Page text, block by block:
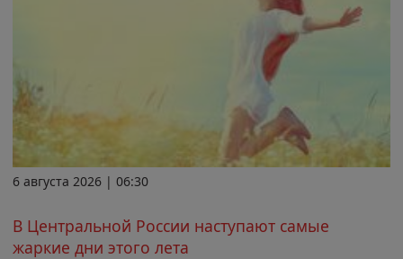
6 августа 2026 | 06:30
В Центральной России наступают самые
жаркие дни этого лета